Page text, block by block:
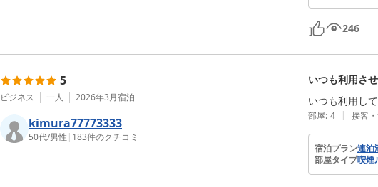
246
5
ビジネス 一人 2026年3月宿泊
kimura77773333
50代/男性 | 183件のクチコミ
いつも利用さ
部屋: 4 | 接客
宿泊プラン連泊
部屋タイプ喫煙